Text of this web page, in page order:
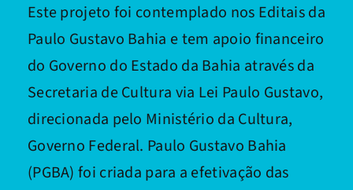
Este projeto foi contemplado nos Editais da
Paulo Gustavo Bahia e tem apoio financeiro
do Governo do Estado da Bahia através da
Secretaria de Cultura via Lei Paulo Gustavo,
direcionada pelo Ministério da Cultura,
Governo Federal. Paulo Gustavo Bahia
(PGBA) foi criada para a efetivação das